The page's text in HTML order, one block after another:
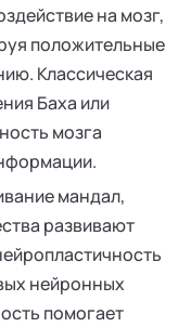
на мозг,
положительные
Классическая
Баха или
мозга
мандал,
развивают
нейронных
помогает